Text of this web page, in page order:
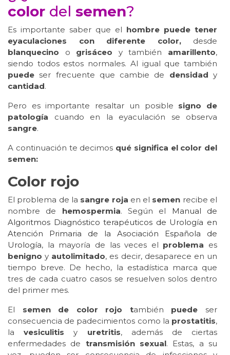
color del semen?
Es importante saber que el hombre puede tener
eyaculaciones con diferente color,desde
blanquecino o grisáceo y también amarillento,
siendo todos estos normales. Al igual que también
puede ser frecuente que cambie de densidad y
cantidad.
Pero es importante resaltar un posible signo de
patología cuando en la eyaculación se observa
sangre.
A continuación te decimos qué significa el color del
semen:
Color rojo
El problema de la sangre roja en el semen recibe el
nombre de hemospermia. Según el Manual de
Algoritmos Diagnóstico terapéuticos de Urología en
Atención Primaria de la Asociación Española de
Urología, la mayoría de las veces el problema es
benigno y autolimitado, es decir, desaparece en un
tiempo breve. De hecho, la estadística marca que
tres de cada cuatro casos se resuelven solos dentro
del primer mes.
El semen de color rojo también puede ser
consecuencia de padecimientos como la prostatitis,
lavesiculitis y uretritis, además de ciertas
enfermedades de transmisión sexual. Estas, a su